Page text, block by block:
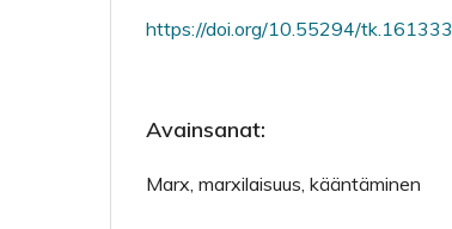
https://doi.org/10.55294/tk.161333
Avainsanat:
Marx, marxilaisuus, kääntäminen